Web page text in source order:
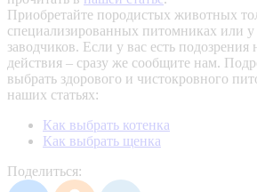
Приобретайте породистых животных
специализированных питомниках или
заводчиков. Если у вас есть
действия – сразу же сообщите нам.
выбрать здорового и чистокровного
наших статьях:
Как выбрать котенка
Как выбрать щенка
Поделиться: